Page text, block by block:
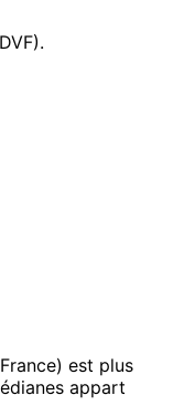
est plus
appart